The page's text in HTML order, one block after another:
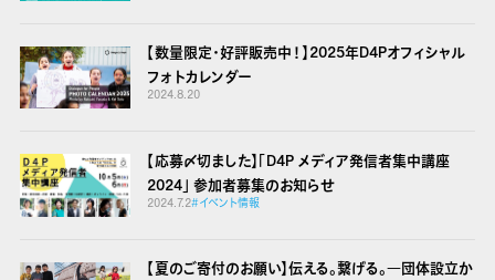
【数量限定・好評販売中！】2025年D4Pオフィシャル
フォトカレンダー
2024.8.20
【応募〆切ました】「D4P メディア発信者集中講座
2024」 参加者募集のお知らせ
2024.7.2#イベント情報
【夏のご寄付のお願い】伝える。繋げる。―団体設立か